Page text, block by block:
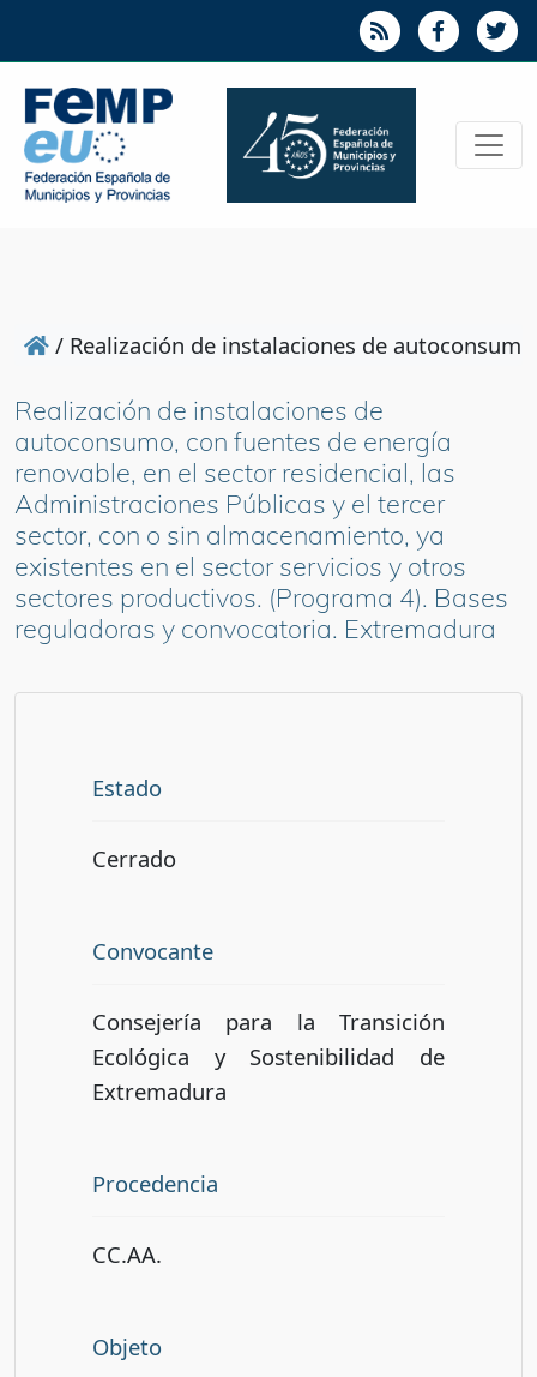
/ Realización de instalaciones de
Realización de instalaciones de
autoconsumo, con fuentes de energía
renovable, en el sector residencial, las
Administraciones Públicas y el tercer
sector, con o sin almacenamiento, ya
existentes en el sector servicios y otros
sectores productivos. (Programa 4). Bases
reguladoras y convocatoria. Extremadura
Estado
Cerrado
Convocante
Consejería para la Transición
Ecológica y Sostenibilidad de
Extremadura
Procedencia
CC.AA.
Objeto